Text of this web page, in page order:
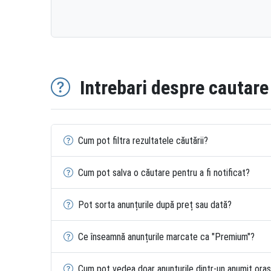
Intrebari despre cautare
Cum pot filtra rezultatele căutării?
Cum pot salva o căutare pentru a fi notificat?
Pot sorta anunțurile după preț sau dată?
Ce înseamnă anunțurile marcate ca "Premium"?
Cum pot vedea doar anunțurile dintr-un anumit